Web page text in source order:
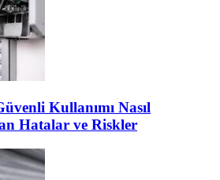
Kullanımı Nasıl
Hatalar ve Riskler